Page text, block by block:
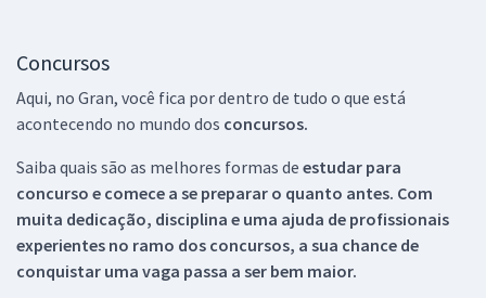
Concursos
Aqui, no Gran, você fica por dentro de tudo o que está
acontecendo no mundo dos concursos.
Saiba quais são as melhores formas de estudar para
concurso e comece a se preparar o quanto antes. Com
muita dedicação, disciplina e uma ajuda de profissionais
experientes no ramo dos concursos, a sua chance de
conquistar uma vaga passa a ser bem maior.